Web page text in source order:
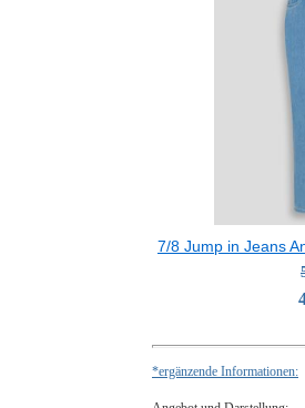
7/8 Jump in Jeans
*ergänzende Informationen: